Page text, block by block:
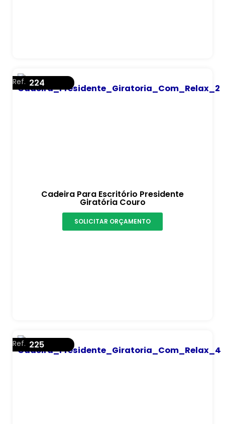
Cadeira Para Escritório Presidente
Giratória Couro
Ref. 224
SOLICITAR ORÇAMENTO
Ref. 225